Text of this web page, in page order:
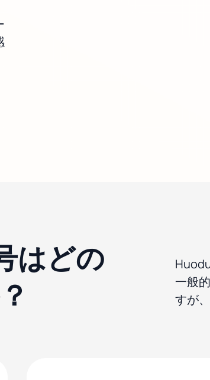
はどの
一般
すが